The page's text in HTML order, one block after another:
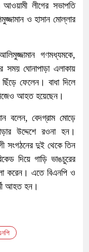
লীগের সভাপতি
ও হাসান মোল্লার
গণমধ্যমকে,
সময় ঘোনাপাড়া এলাকায়
ছিঁড়ে ফেলেন। বাধা দিলে
আহত হয়েছেন।
বলেন, বেদগ্রাম মোড়ে
উদ্দেশে রওনা হন।
সংগঠনের দুই থেকে তিন
দিয়ে গাড়ি ভাঙচুরের
করেন। এতে বিএনপি ও
আহত হন।